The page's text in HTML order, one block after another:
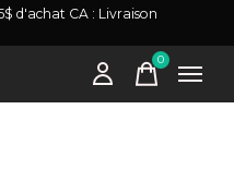
d'achat CA : Livraison
0items